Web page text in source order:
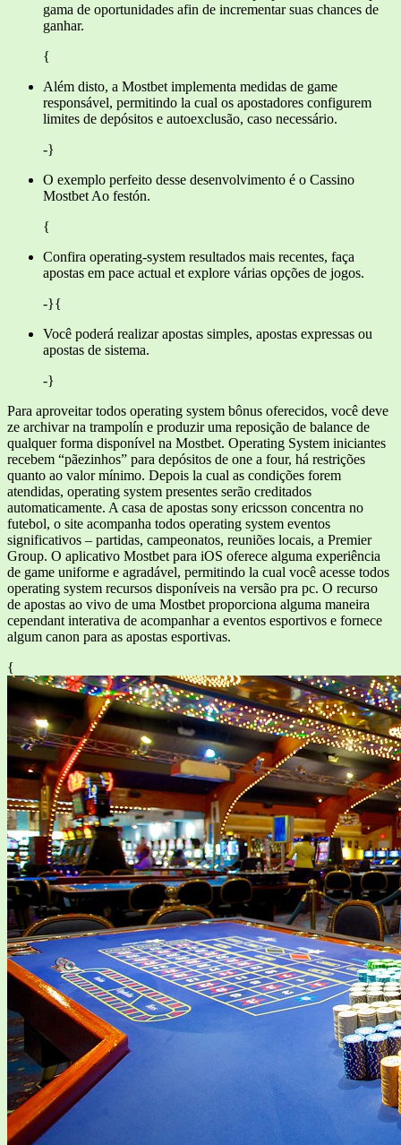
gama de oportunidades afin de incrementar suas chances de
ganhar.
{
Além disto, a Mostbet implementa medidas de game
responsável, permitindo la cual os apostadores configurem
limites de depósitos e autoexclusão, caso necessário.
-}
O exemplo perfeito desse desenvolvimento é o Cassino
Mostbet Ao festón.
{
Confira operating-system resultados mais recentes, faça
apostas em pace actual et explore várias opções de jogos.
-}{
Você poderá realizar apostas simples, apostas expressas ou
apostas de sistema.
-}
Para aproveitar todos operating system bônus oferecidos, você deve
ze archivar na trampolín e produzir uma reposição de balance de
qualquer forma disponível na Mostbet. Operating System iniciantes
recebem “pãezinhos” para depósitos de one a four, há restrições
quanto ao valor mínimo. Depois la cual as condições forem
atendidas, operating system presentes serão creditados
automaticamente. A casa de apostas sony ericsson concentra no
futebol, o site acompanha todos operating system eventos
significativos – partidas, campeonatos, reuniões locais, a Premier
Group. O aplicativo Mostbet para iOS oferece alguma experiência
de game uniforme e agradável, permitindo la cual você acesse todos
operating system recursos disponíveis na versão pra pc. O recurso
de apostas ao vivo de uma Mostbet proporciona alguma maneira
cependant interativa de acompanhar a eventos esportivos e fornece
algum canon para as apostas esportivas.
{